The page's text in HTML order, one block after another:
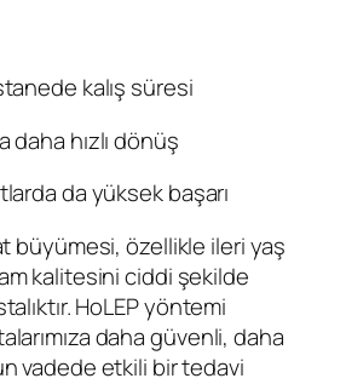
kalış süresi
daha hızlı dönüş
da yüksek başarı
büyümesi, özellikle ileri yaş
kalitesini ciddi şekilde
HoLEP yöntemi
daha güvenli, daha
vadede etkili bir tedavi